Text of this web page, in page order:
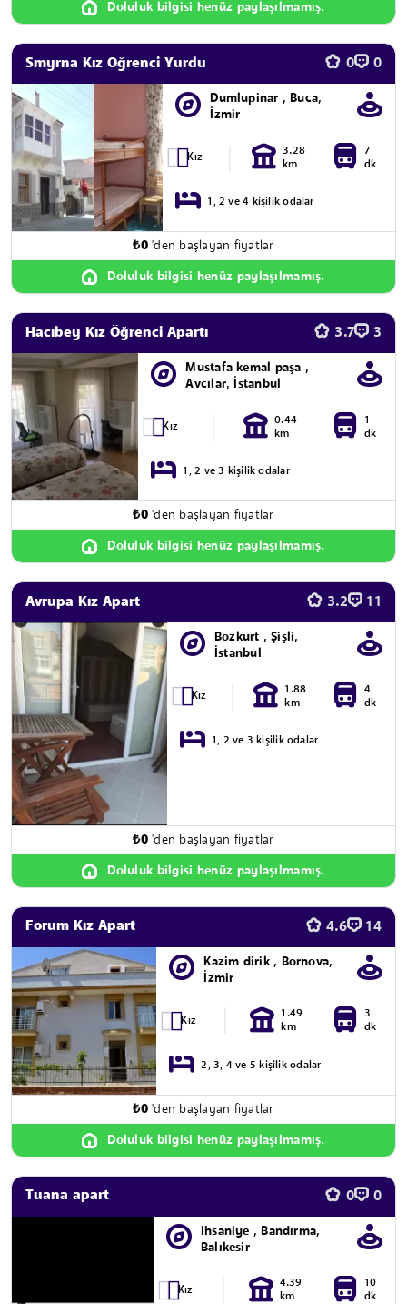
Doluluk bilgisi henüz paylaşılmamış.
Smyrna Kız Öğrenci Yurdu 0 0
Dumlupinar , Buca,
İzmir
Kız
3.28
km
7
dk
1, 2 ve 4 kişilik odalar
₺0'den başlayan fiyatlar
Doluluk bilgisi henüz paylaşılmamış.
Hacıbey Kız Öğrenci Apartı 3.7 3
Mustafa kemal paşa ,
Avcılar, İstanbul
Kız
0.44
km
1
dk
1, 2 ve 3 kişilik odalar
₺0'den başlayan fiyatlar
Doluluk bilgisi henüz paylaşılmamış.
Avrupa Kız Apart 3.2 11
Bozkurt , Şişli,
İstanbul
Kız
1.88
km
4
dk
1, 2 ve 3 kişilik odalar
₺0'den başlayan fiyatlar
Doluluk bilgisi henüz paylaşılmamış.
Forum Kız Apart 4.6 14
Kazim dirik , Bornova,
İzmir
Kız
1.49
km
3
dk
2, 3, 4 ve 5 kişilik odalar
₺0'den başlayan fiyatlar
Doluluk bilgisi henüz paylaşılmamış.
Tuana apart 0 0
Ihsaniye , Bandırma,
Balıkesir
Kız
4.39
km
10
dk